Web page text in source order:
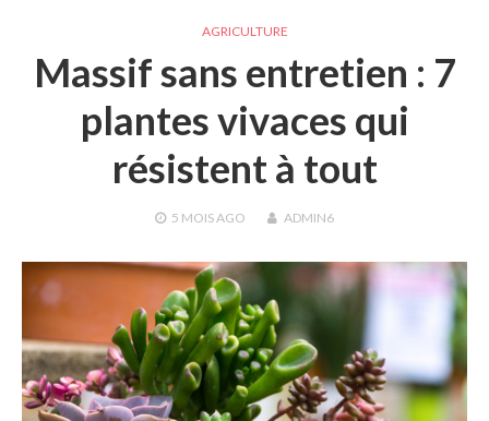
AGRICULTURE
Massif sans entretien : 7
plantes vivaces qui
résistent à tout
5 MOISAGO ADMIN6